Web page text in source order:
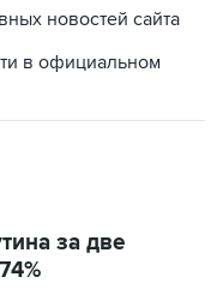
новостей сайта
в официальном
за две